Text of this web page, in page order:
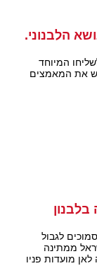
הלבנוני.
המיוחד
את המאמצים
לגבול
ממתינה
מועדות פניו